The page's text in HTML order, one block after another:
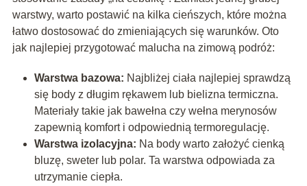
warstwy, warto postawić na kilka cieńszych, które można
łatwo dostosować do zmieniających się warunków. Oto
jak najlepiej przygotować malucha na zimową podróż:
Warstwa bazowa: Najbliżej ciała najlepiej sprawdzą
się body z długim rękawem lub bielizna termiczna.
Materiały takie jak bawełna czy wełna merynosów
zapewnią komfort i odpowiednią termoregulację.
Warstwa izolacyjna: Na body warto założyć cienką
bluzę, sweter lub polar. Ta warstwa odpowiada za
utrzymanie ciepła.